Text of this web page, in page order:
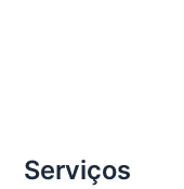
Serviços